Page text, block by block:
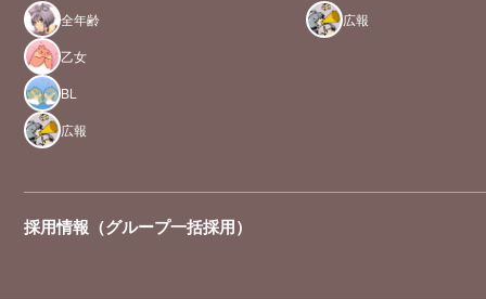
全年齢
乙女
BL
広報
広報
採用情報（グループ一括採用）